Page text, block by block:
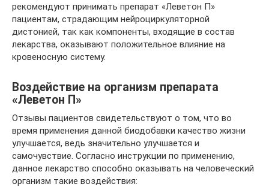
рекомендуют принимать препарат «Леветон П»
пациентам, страдающим нейроциркуляторной
дистонией, так как компоненты, входящие в состав
лекарства, оказывают положительное влияние на
кровеносную систему.
Воздействие на организм препарата
«Леветон П»
Отзывы пациентов свидетельствуют о том, что во
время применения данной биодобавки качество жизни
улучшается, ведь значительно улучшается и
самочувствие. Согласно инструкции по применению,
данное лекарство способно оказывать на человеческий
организм такие воздействия: